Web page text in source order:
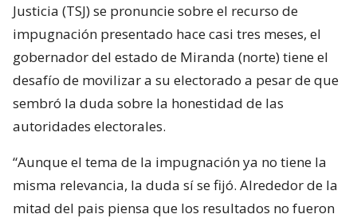
Justicia (TSJ) se pronuncie sobre el recurso de
impugnación presentado hace casi tres meses, el
gobernador del estado de Miranda (norte) tiene el
desafío de movilizar a su electorado a pesar de que
sembró la duda sobre la honestidad de las
autoridades electorales.
“Aunque el tema de la impugnación ya no tiene la
misma relevancia, la duda sí se fijó. Alrededor de la
mitad del pais piensa que los resultados no fueron